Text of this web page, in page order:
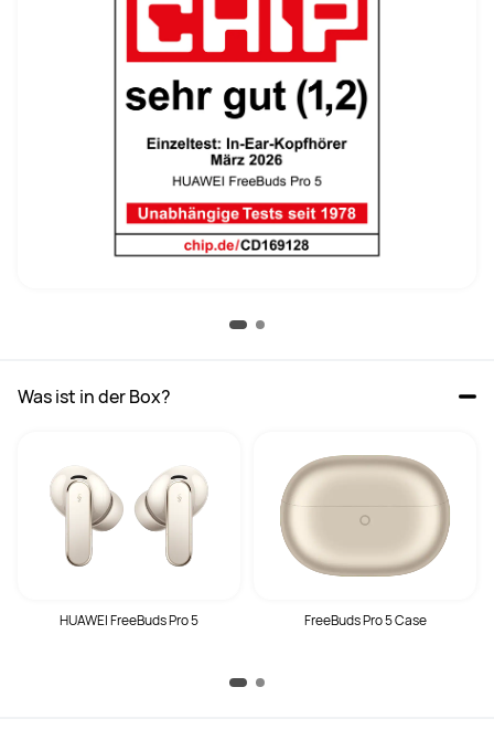
Was ist in der Box?
HUAWEI FreeBuds Pro 5 FreeBuds Pro 5 Case